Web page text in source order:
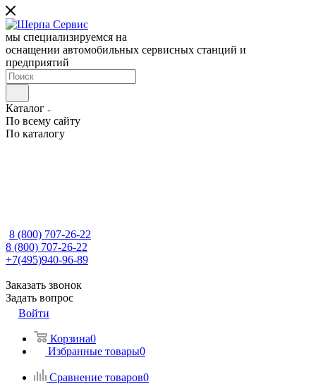
мы специализируемся на
оснащении автомобильных сервисных станций и
предприятий
Каталог
По всему сайту
По каталогу
8 (800) 707-26-22
8 (800) 707-26-22
+7(495)940-96-89
Заказать звонок
Задать вопрос
Войти
Корзина0
Избранные товары0
Сравнение товаров0